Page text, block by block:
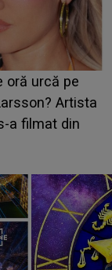
Iubirii" l-a
ESTE
se în fața
"Am